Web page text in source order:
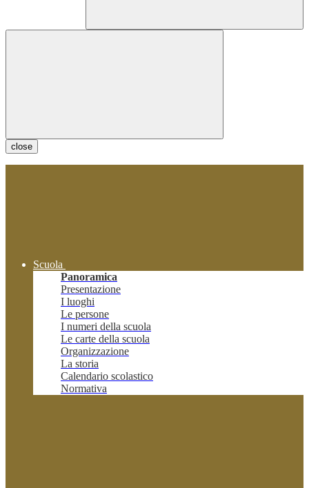
close
Scuola
Panoramica
Presentazione
I luoghi
Le persone
I numeri della scuola
Le carte della scuola
Organizzazione
La storia
Calendario scolastico
Normativa